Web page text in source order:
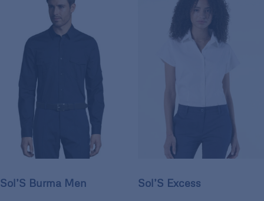
Sol’S Burma Men Sol’S Excess